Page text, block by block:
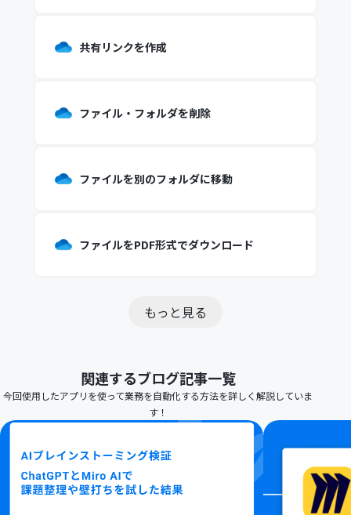
共有リンクを作成
ファイル・フォルダを削除
ファイルを別のフォルダに移動
ファイルをPDF形式でダウンロード
もっと見る
関連するブログ記事一覧
今回使用したアプリを使って業務を自動化する方法を詳しく解説していま
す！